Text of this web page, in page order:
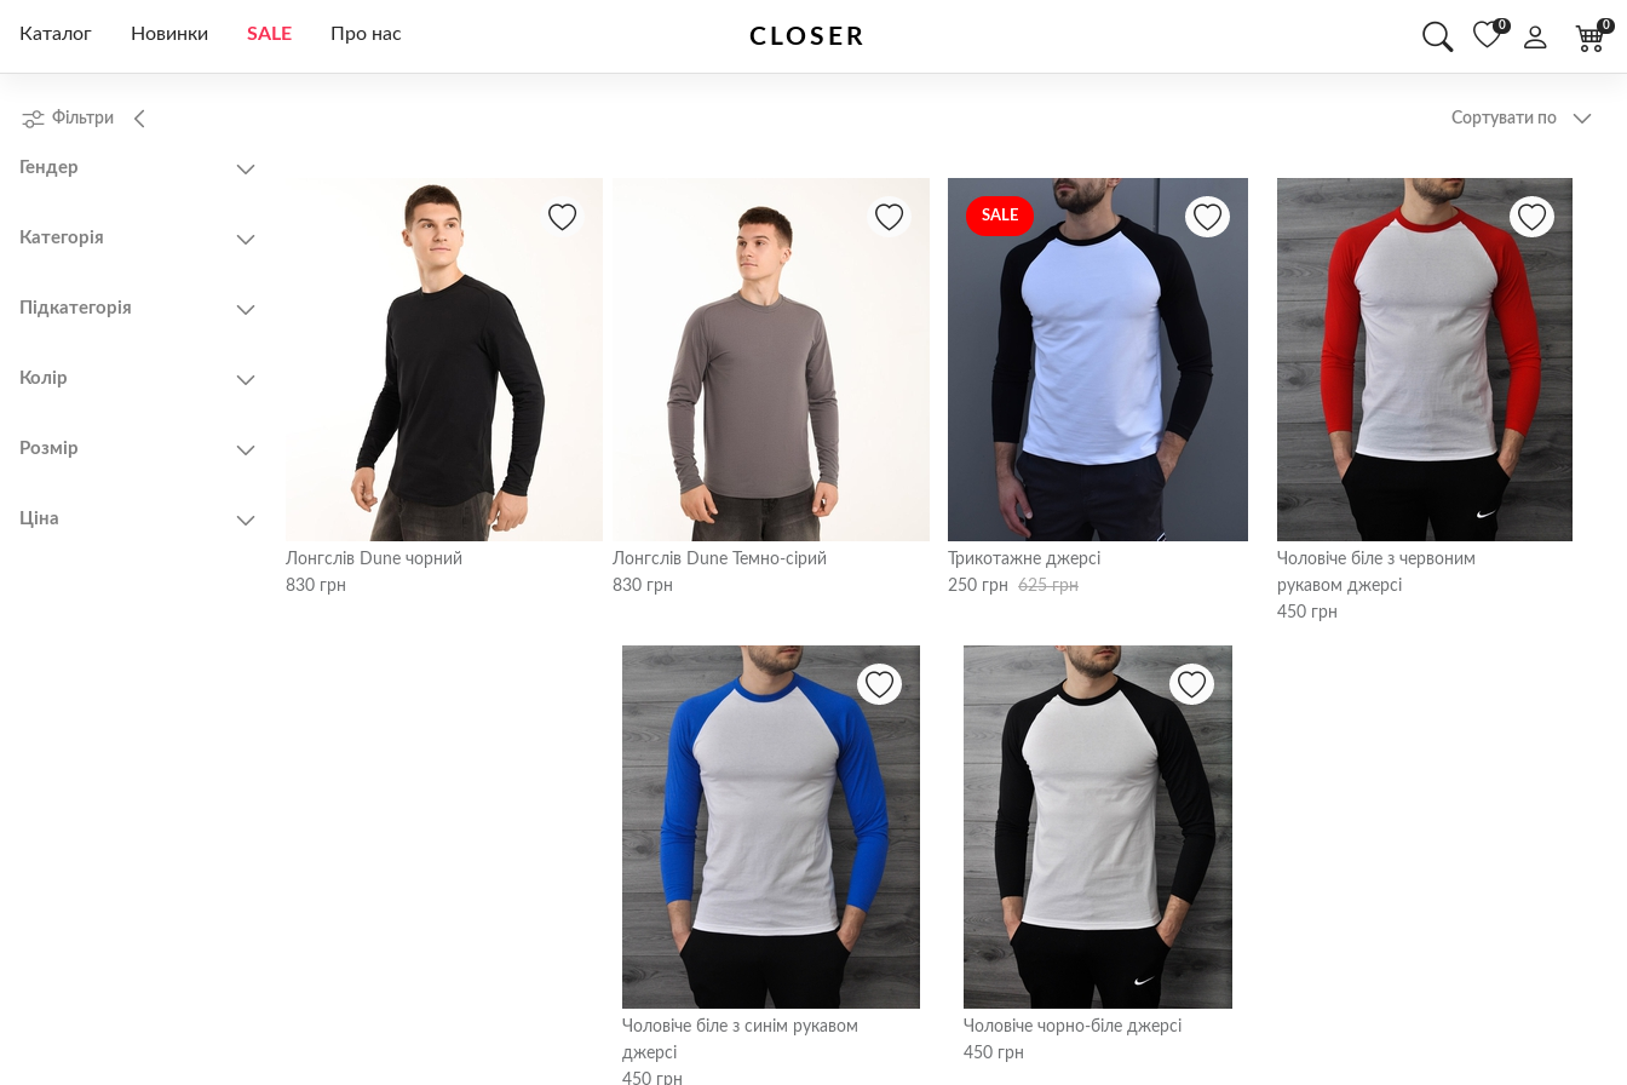
Жіночий
Чоловіче
Жіночі
Каталог Новинки SALE Про нас CLOSER 0 0
Фільтри Сортувати по
Гендер
Категорія
Підкатегорія
Колір
Розмір
Ціна
Лонгслів Dune чорний
830 грн
Лонгслів Dune Темно-сірий
830 грн
SALE
Трикотажне джерсі
250 грн
625 грн
Чоловіче біле з червоним
рукавом джерсі
450 грн
Чоловіче біле з синім рукавом
джерсі
450 грн
Чоловіче чорно-біле джерсі
450 грн